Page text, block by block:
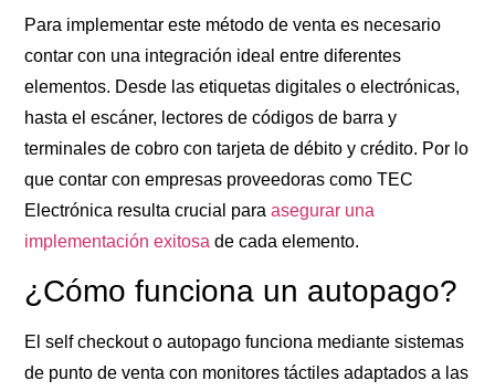
Para implementar este método de venta es necesario
contar con una integración ideal entre diferentes
elementos. Desde las etiquetas digitales o electrónicas,
hasta el escáner, lectores de códigos de barra y
terminales de cobro con tarjeta de débito y crédito. Por lo
que contar con empresas proveedoras como TEC
Electrónica resulta crucial paraasegurar una
implementación exitosa de cada elemento.
¿Cómo funciona un autopago?
Elself checkouto autopago funciona mediante sistemas
de punto de venta con monitores táctiles adaptados a las